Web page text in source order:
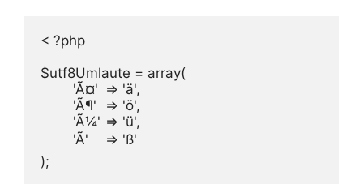
< ?php
$utf8Umlaute = array(
);